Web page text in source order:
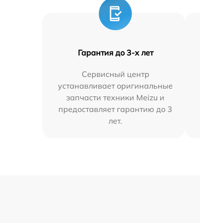
Гарантия до 3-х лет
Сервисный центр
устанавливает оригинальные
запчасти техники Meizu и
предоставляет гарантию до 3
лет.